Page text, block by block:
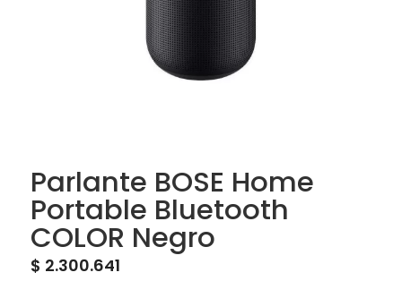
Parlante BOSE Home
Portable Bluetooth
COLOR Negro
$ 2.300.641